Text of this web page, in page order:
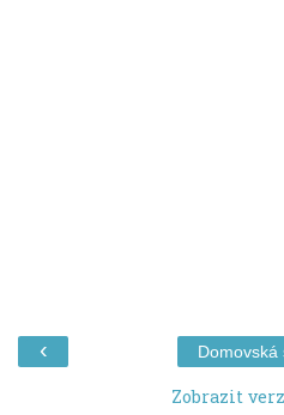
‹ Domovská
Zobrazit